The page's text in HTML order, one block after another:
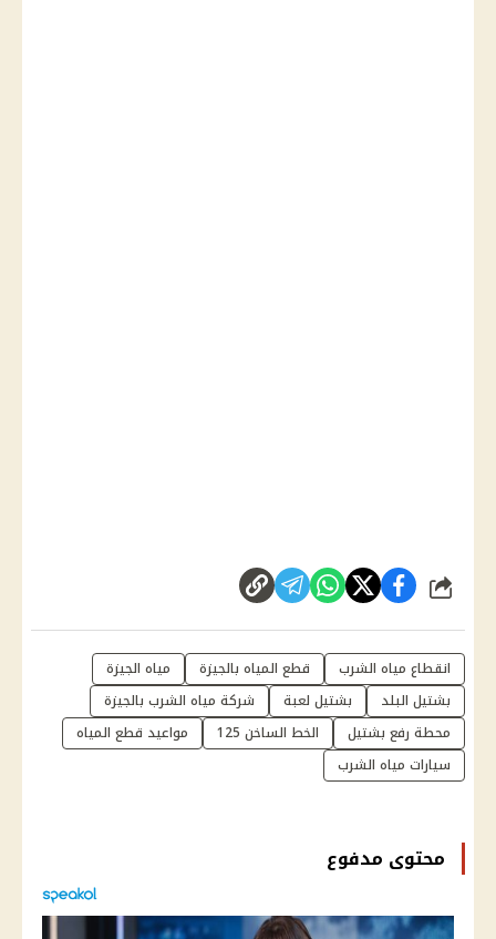
شارك
انقطاع مياه الشرب قطع المياه بالجيزة
مياه الجيزة
بشتيل البلد
بشتيل لعبة
شركة مياه الشرب بالجيزة
محطة رفع بشتيل
الخط الساخن 125
مواعيد قطع المياه
سيارات مياه الشرب
محتوى مدفوع